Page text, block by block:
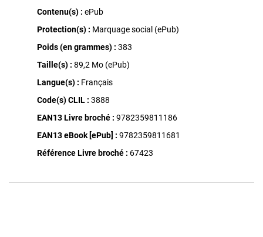
Contenu(s) : ePub
Protection(s) : Marquage social (ePub)
Poids (en grammes) : 383
Taille(s) : 89,2 Mo (ePub)
Langue(s) : Français
Code(s) CLIL : 3888
EAN13 Livre broché : 9782359811186
EAN13 eBook [ePub] : 9782359811681
Référence Livre broché : 67423